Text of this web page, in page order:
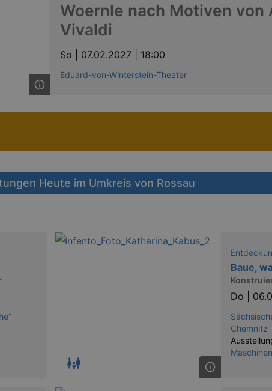
Woernle nach Motiven von
Vivaldi
So | 07.02.2027 | 18:00
Eduard-von-Winterstein-Theater
Heute im Umkreis von Rossau
Baue,
Do |
Chemnitz